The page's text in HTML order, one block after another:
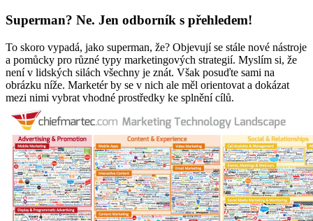
Superman? Ne. Jen odborník s přehledem!
To skoro vypadá, jako superman, že? Objevují se stále nové nástroje
a pomůcky pro různé typy marketingových strategií. Myslím si, že
není v lidských silách všechny je znát. Však posuďte sami na
obrázku níže. Marketér by se v nich ale měl orientovat a dokázat
mezi nimi vybrat vhodné prostředky ke splnění cílů.